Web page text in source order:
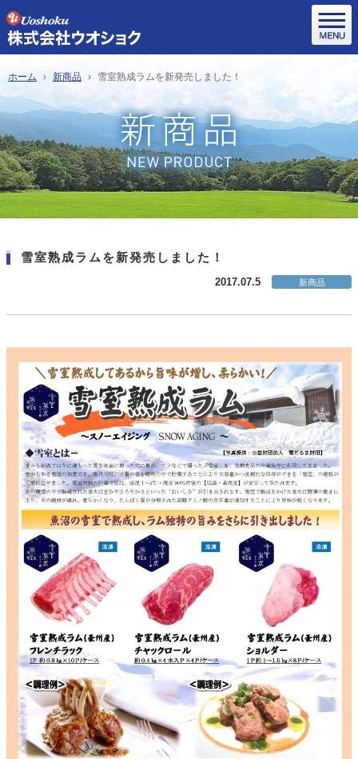
ホーム 新商品 雪室熟成ラムを新発売しました！
雪室熟成ラムを新発売しました！
2017.07.5 新商品